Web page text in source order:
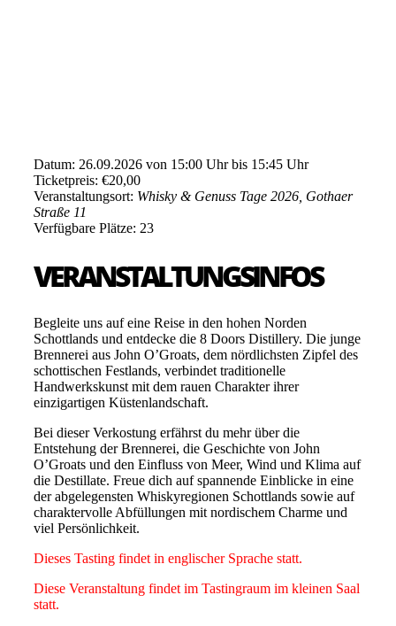
Datum: 26.09.2026 von 15:00 Uhr bis 15:45 Uhr
Ticketpreis: €20,00
Veranstaltungsort: Whisky & Genuss Tage 2026, Gothaer
Straße 11
Verfügbare Plätze: 23
VERANSTALTUNGSINFOS
Begleite uns auf eine Reise in den hohen Norden
Schottlands und entdecke die 8 Doors Distillery. Die junge
Brennerei aus John O’Groats, dem nördlichsten Zipfel des
schottischen Festlands, verbindet traditionelle
Handwerkskunst mit dem rauen Charakter ihrer
einzigartigen Küstenlandschaft.
Bei dieser Verkostung erfährst du mehr über die
Entstehung der Brennerei, die Geschichte von John
O’Groats und den Einfluss von Meer, Wind und Klima auf
die Destillate. Freue dich auf spannende Einblicke in eine
der abgelegensten Whiskyregionen Schottlands sowie auf
charaktervolle Abfüllungen mit nordischem Charme und
viel Persönlichkeit.
Dieses Tasting findet in englischer Sprache statt.
Diese Veranstaltung findet im Tastingraum im kleinen Saal
statt.